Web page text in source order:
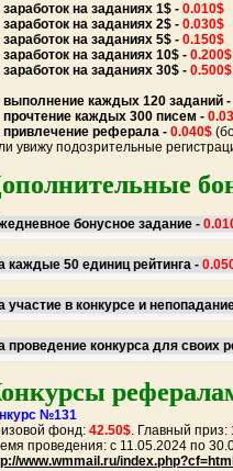
на заданиях 1$ - 0.010$
на заданиях 2$ - 0.030$
на заданиях 5$ - 0.150$
на заданиях 10$ - 0.200$
на заданиях 30$ - 0.500$
выполнение каждых 120 заданий -
прочтение каждых 300 писем -
привлечение реферала - 0.040$
увижу подозрительные
бонусное задание -
каждые 50 единиц рейтинга -
участие в конкурсе и
проведение конкурса для своих
№131
фонд: 42.50$. Главный приз:
проведения: c 11.05.2024 по
www.wmmail.ru/